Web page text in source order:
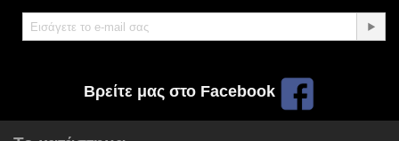
Βρείτε μας στο Facebook